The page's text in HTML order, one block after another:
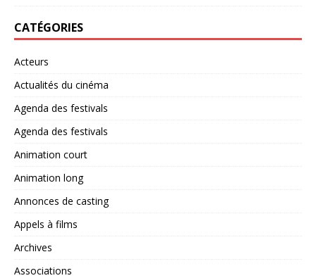
CATÉGORIES
Acteurs
Actualités du cinéma
Agenda des festivals
Agenda des festivals
Animation court
Animation long
Annonces de casting
Appels à films
Archives
Associations